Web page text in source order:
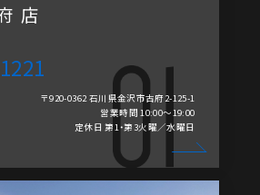
店
〒920-0362 石川県金沢市古府2-125-1
営業時間 10:00～19:00
定休日 第1・第3火曜／水曜日